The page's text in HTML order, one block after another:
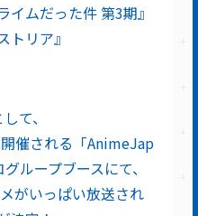
ムだった件 第3期』
リア』
て、
催される「AnimeJap
ループブースにて、
がいっぱい放送され